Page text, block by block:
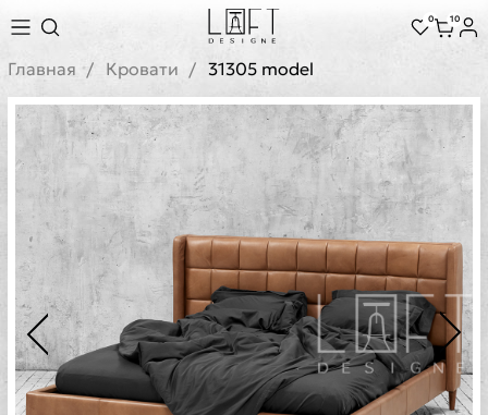
0 10
Главная Кровати 31305 model